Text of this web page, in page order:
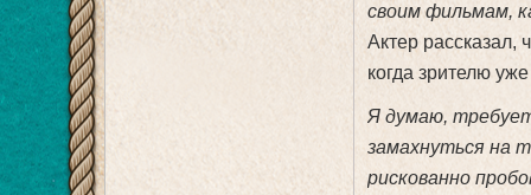
своим фильмам,
Актер рассказал,
когда зрителю
Я думаю,
замахнуться на
рискованно